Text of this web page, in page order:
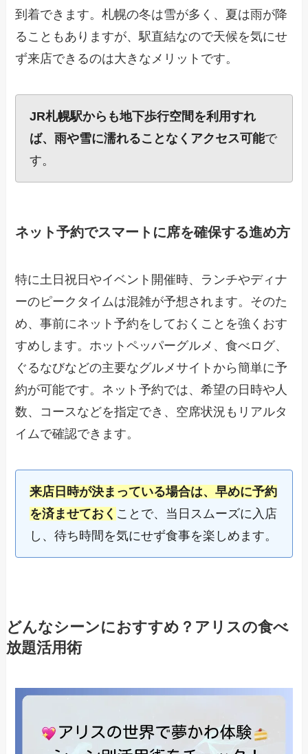
到着できます。札幌の冬は雪が多く、夏は雨が降
ることもありますが、駅直結なので天候を気にせ
ず来店できるのは大きなメリットです。
JR札幌駅からも地下歩行空間を利用すれ
ば、雨や雪に濡れることなくアクセス可能で
す。
ネット予約でスマートに席を確保する進め方
特に土日祝日やイベント開催時、ランチやディナ
ーのピークタイムは混雑が予想されます。そのた
め、事前にネット予約をしておくことを強くおす
すめします。ホットペッパーグルメ、食べログ、
ぐるなびなどの主要なグルメサイトから簡単に予
約が可能です。ネット予約では、希望の日時や人
数、コースなどを指定でき、空席状況もリアルタ
イムで確認できます。
来店日時が決まっている場合は、早めに予約
を済ませておく ことで、当日スムーズに入店
し、待ち時間を気にせず食事を楽しめます。
どんなシーンにおすすめ？アリスの食べ
放題活用術